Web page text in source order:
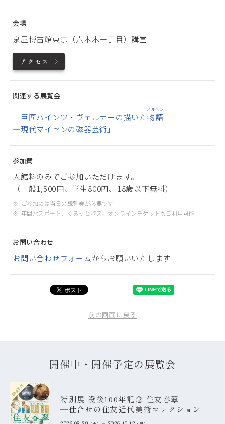
会場
泉屋博古館東京（六本木一丁目）講堂
アクセス
関連する展覧会
「巨匠ハインツ・ヴェルナーの描いた物語
メルヘン
―現代マイセンの磁器芸術」
参加費
入館料のみでご参加いただけます。
（一般1,500円、学生800円、18歳以下無料）
ご参加には当日の観覧券が必要です
年間パスポート、ぐるっとパス、オンラインチケットもご利用可能
お問い合わせ
お問い合わせフォームからお願いいたします
前の画面に戻る
開催中・開催予定の展覧会
開催予定
特別展 没後100年記念 住友春翠
―仕合せの住友近代美術コレクション